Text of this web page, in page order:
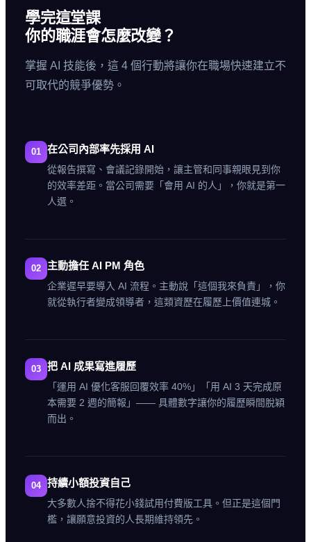
學完這堂課
你的職涯會怎麼改變？
掌握 AI 技能後，這 4 個行動將讓你在職場快速建立不
可取代的競爭優勢。
01 在公司內部率先採用 AI
從報告撰寫、會議記錄開始，讓主管和同事親眼見到你
的效率差距。當公司需要「會用 AI 的人」，你就是第一
人選。
02 主動擔任 AI PM 角色
企業遲早要導入 AI 流程。主動說「這個我來負責」，你
就從執行者變成領導者，這類資歷在履歷上價值連城。
03 把 AI 成果寫進履歷
「運用 AI 優化客服回覆效率 40%」「用 AI 3 天完成原
本需要 2 週的簡報」—— 具體數字讓你的履歷瞬間脫穎
而出。
04 持續小額投資自己
大多數人捨不得花小錢試用付費版工具。但正是這個門
檻，讓願意投資的人長期維持領先。